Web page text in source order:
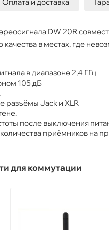
DW 20R
качества в местах, где
в диапазоне 2,4 ГГц
105 дБ
разъёмы Jack и XLR
после выключения
приёмников на
для коммутации